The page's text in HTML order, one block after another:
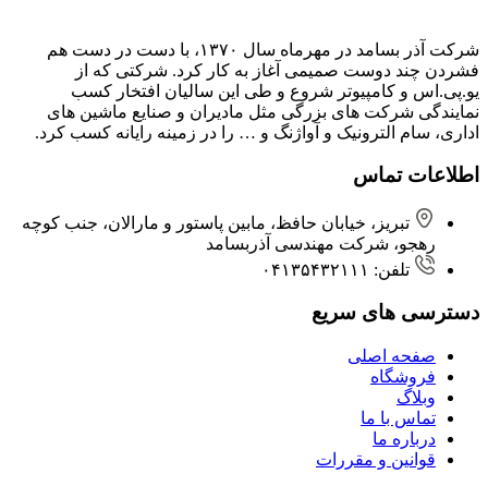
شرکت آذر بسامد در مهرماه سال ۱۳۷۰، با دست در دست هم
فشردن ‌چند دوست صمیمی آغاز به کار کرد. شرکتی که از
یو.پی.اس و کامپیوتر شروع و طی این سالیان افتخار کسب
نمایندگی شرکت های بزرگی مثل مادیران و صنایع ماشین های
اداری، سام الترونیک و آواژنگ و … را در زمینه رایانه کسب کرد.
اطلاعات تماس
تبریز، خیابان حافظ، مابین پاستور و مارالان، جنب کوچه
رهجو، شرکت مهندسی آذربسامد
تلفن: ۰۴۱۳۵۴۳۲۱۱۱
دسترسی های سریع
صفحه اصلی
فروشگاه
وبلاگ
تماس با ما
درباره ما
قوانین و مقررات